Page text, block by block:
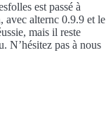
est passé à
avec alternc 0.9.9 et le
mais il reste
N’hésitez pas à nous